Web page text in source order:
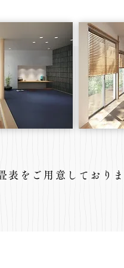
表をご用意しており